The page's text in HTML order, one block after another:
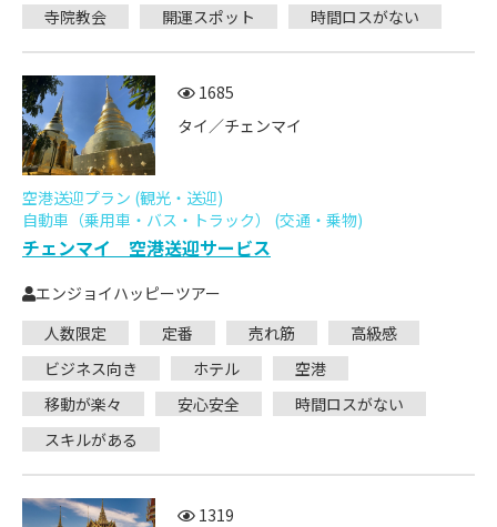
寺院教会
開運スポット 時間ロスがない
1685
タイ／チェンマイ
空港送迎プラン (観光・送迎)
自動車（乗用車・バス・トラック） (交通・乗物)
チェンマイ 空港送迎サービス
エンジョイハッピーツアー
人数限定
定番 売れ筋
高級感
ビジネス向き
ホテル
空港
移動が楽々
安心安全
時間ロスがない
スキルがある
1319